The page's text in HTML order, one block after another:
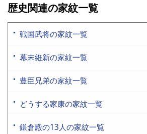
歴史関連の家紋一覧
戦国武将の家紋一覧
幕末維新の家紋一覧
豊臣兄弟の家紋一覧
どうする家康の家紋一覧
鎌倉殿の13人の家紋一覧